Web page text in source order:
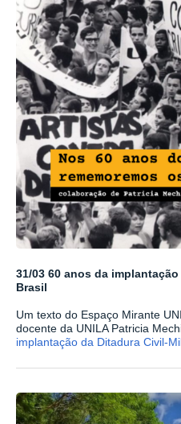
31/03 60 anos da
Brasil
Um texto do Espaço Mirante
docente da UNILA Patricia
implantação da Ditadura Civil-